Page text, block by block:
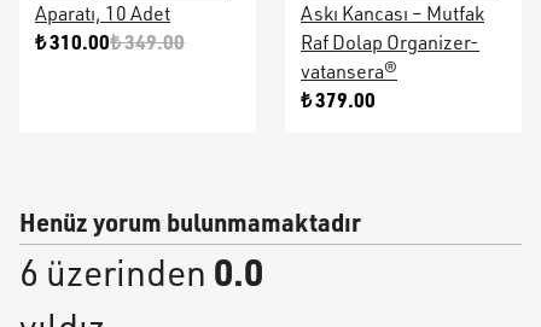
Aparatı, 10 Adet
₺ 310.00₺ 349.00
Askı Kancası – Mutfak
Raf Dolap Organizer-
vatansera®
₺ 379.00
Henüz yorum bulunmamaktadır
6 üzerinden 0.0